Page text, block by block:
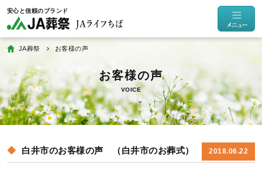
JA葬祭 お客様の声
VOICE
白井市のお客様の声 （白井市のお葬式） 2018.06.22